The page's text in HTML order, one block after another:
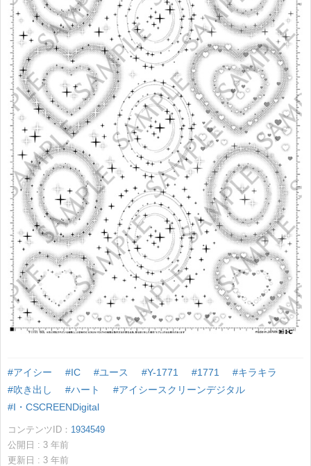
#アイシー #IC #ユース #Y-1771 #1771
#キラキラ
#吹き出し
#ハート
#アイシースクリーンデジタル
#I・CSCREENDigital
コンテンツID： 1934549
公開日 : 3 年前
更新日 : 3 年前